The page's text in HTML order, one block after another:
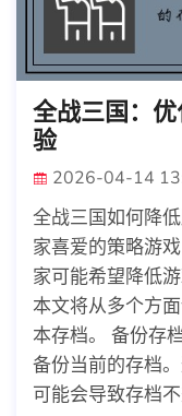
全战三国：
验
2026-04-14
全战三国如何降
家喜爱的策略游
家可能希望降低
本文将从多个方
本存档。 备份存
备份当前的存档
可能会导致存档